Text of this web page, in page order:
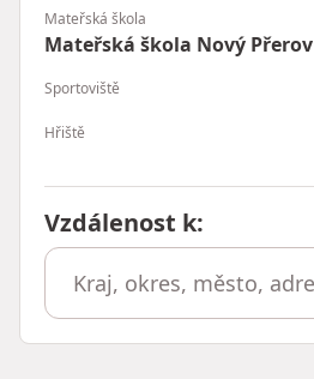
Mateřská škola
Mateřská škola Nový Přerov
Sportoviště
Hřiště
Vzdálenost k: